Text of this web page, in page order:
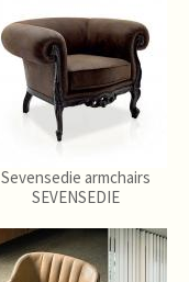
Sevensedie armchairs
SEVENSEDIE